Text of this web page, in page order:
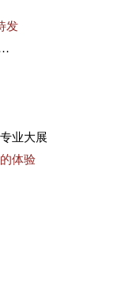
发
业大展
的体验